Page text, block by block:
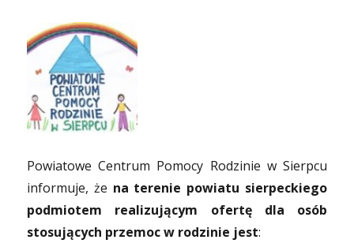
Powiatowe Centrum Pomocy Rodzinie w Sierpcu
informuje, że na terenie powiatu sierpeckiego
podmiotem realizującym ofertę dla osób
stosujących przemoc w rodzinie jest: